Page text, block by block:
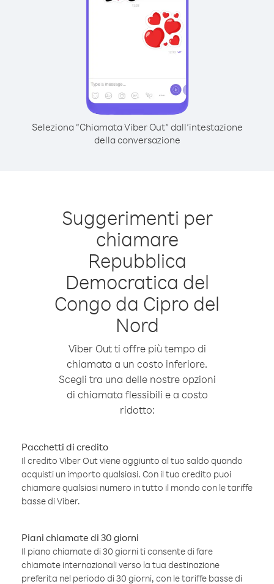
Seleziona “Chiamata Viber Out” dall’intestazione
della conversazione
Suggerimenti per
chiamare
Repubblica
Democratica del
Congo da Cipro del
Nord
Viber Out ti offre più tempo di
chiamata a un costo inferiore.
Scegli tra una delle nostre opzioni
di chiamata flessibili e a costo
ridotto:
Pacchetti di credito
Il credito Viber Out viene aggiunto al tuo saldo quando
acquisti un importo qualsiasi. Con il tuo credito puoi
chiamare qualsiasi numero in tutto il mondo con le tariffe
basse di Viber.
Piani chiamate di 30 giorni
Il piano chiamate di 30 giorni ti consente di fare
chiamate internazionali verso la tua destinazione
preferita nel periodo di 30 giorni, con le tariffe basse di